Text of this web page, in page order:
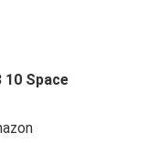
10 Space